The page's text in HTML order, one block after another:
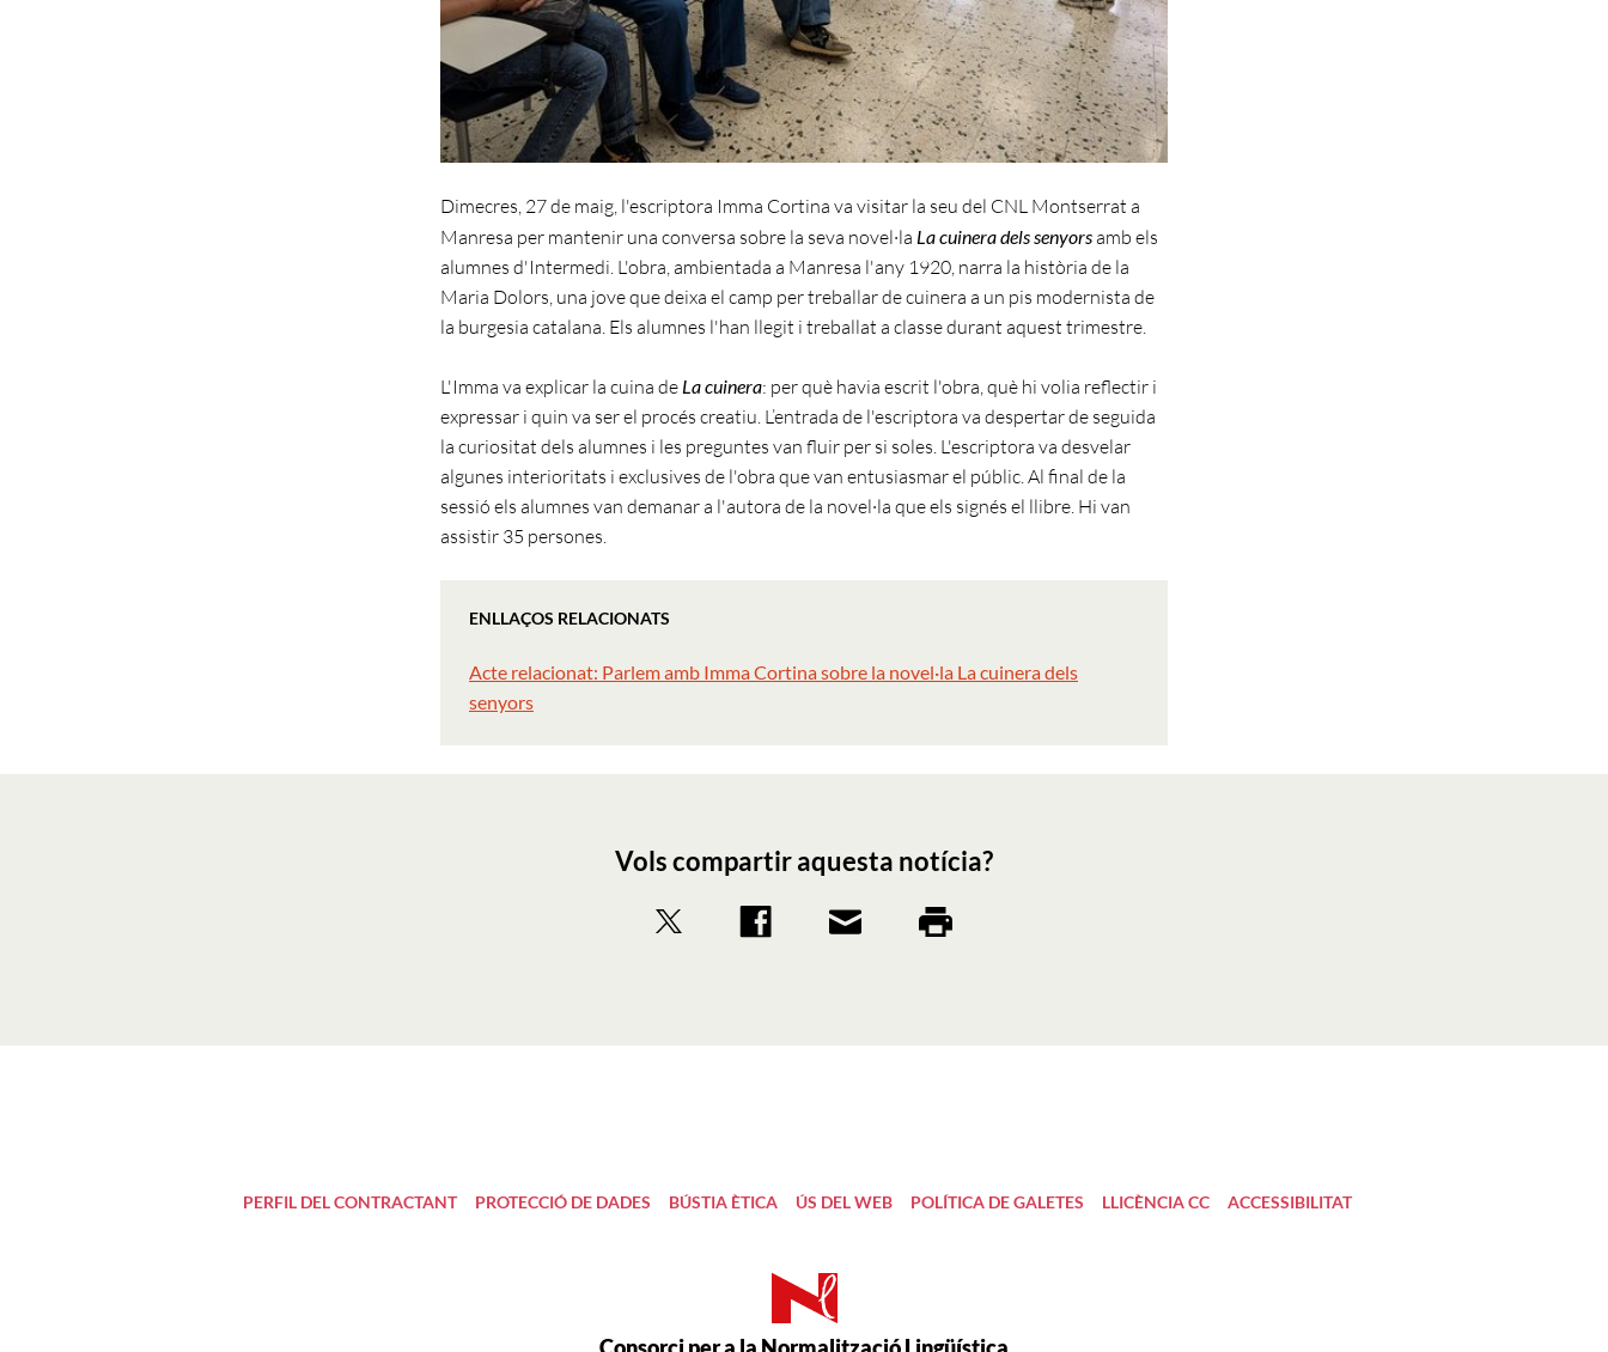
Dimecres, 27 de maig, l'escriptora Imma Cortina va visitar la seu del CNL Montserrat a
Manresa per mantenir una conversa sobre la seva novel·la La cuinera dels senyorsamb els
alumnes d'Intermedi. L'obra, ambientada a Manresa l'any 1920, narra la història de la
Maria Dolors, una jove que deixa el camp per treballar de cuinera a un pis modernista de
la burgesia catalana. Els alumnes l'han llegit i treballat a classe durant aquest trimestre.
L'Imma va explicar la cuina de La cuinera: per què havia escrit l'obra, què hi volia reflectir i
expressar i quin va ser el procés creatiu. L’entrada de l'escriptora va despertar de seguida
la curiositat dels alumnes i les preguntes van fluir per si soles. L'escriptora va desvelar
algunes interioritats i exclusives de l'obra que van entusiasmar el públic. Al final de la
sessió els alumnes van demanar a l'autora de la novel·la que els signés el llibre. Hi van
assistir 35 persones.
ENLLAÇOS RELACIONATS
Acte relacionat: Parlem amb Imma Cortina sobre la novel·la La cuinera dels
senyors
Vols compartir aquesta notícia?
PERFIL DEL CONTRACTANT PROTECCIÓ DE DADES BÚSTIA ÈTICA ÚS DEL WEB POLÍTICA DE GALETES LLICÈNCIA CC ACCESSIBILITAT